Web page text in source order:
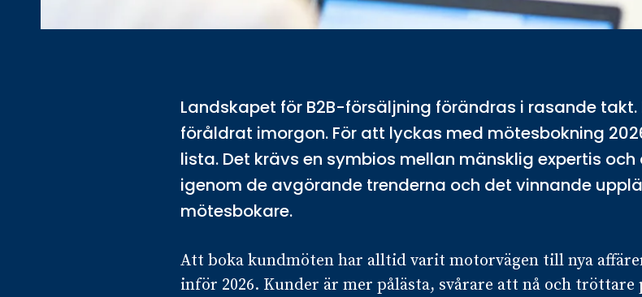
Landskapet för B2B-försäljning förändras i rasande
föråldrat imorgon. För att lyckas med mötesbokning
lista. Det krävs en symbios mellan mänsklig expertis
igenom de avgörande trenderna och det vinnande
mötesbokare.
Att boka kundmöten har alltid varit motorvägen till nya
inför 2026. Kunder är mer pålästa, svårare att nå och